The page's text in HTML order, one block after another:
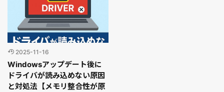
2025-11-16
Windowsアップデート後に
ドライバが読み込めない原因
と対処法【メモリ整合性が原